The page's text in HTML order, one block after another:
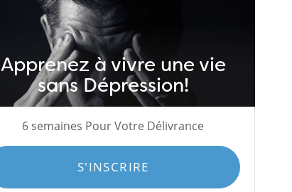
Apprenez à vivre une vie
sans Dépression!
6 semaines Pour Votre Délivrance
S'INSCRIRE